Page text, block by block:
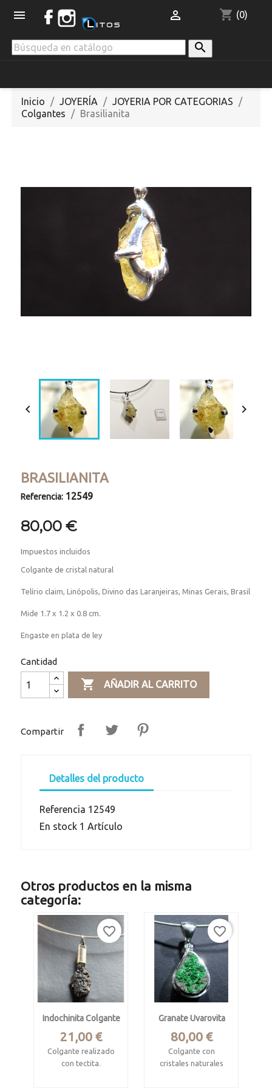
 shopping_cart (0)


Inicio JOYERÍA
JOYERIA POR CATEGORIAS
Colgantes
Brasilianita
 
BRASILIANITA
Referencia: 12549
80,00 €
Impuestos incluidos
Colgante de cristal natural
Telírio claim, Linópolis, Divino das Laranjeiras, Minas Gerais, Brasil
Mide 1.7 x 1.2 x 0.8 cm.
Engaste en plata de ley
Cantidad
 AÑADIR AL CARRITO
Compartir
Detalles del producto
Referencia 12549
En stock 1 Artículo
Otros productos en la misma
categoría:
Indochinita Colgante
Precio
21,00 €
Colgante realizado
con tectita.
favorite_border
Granate Uvarovita
Precio
80,00 €
Colgante con
cristales naturales
favorite_border